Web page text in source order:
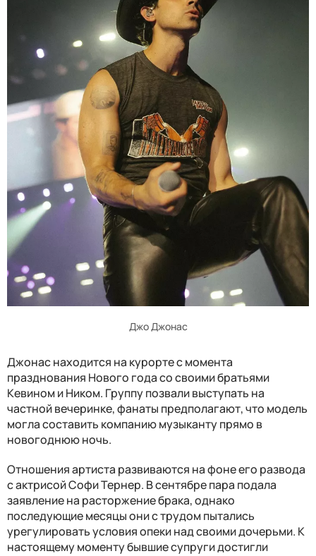
Джо Джонас
Джонас находится на курорте с момента
празднования Нового года со своими братьями
Кевином и Ником. Группу позвали выступать на
частной вечеринке, фанаты предполагают, что модель
могла составить компанию музыканту прямо в
новогоднюю ночь.
Отношения артиста развиваются на фоне его развода
с актрисой Софи Тернер. В сентябре пара подала
заявление на расторжение брака, однако
последующие месяцы они с трудом пытались
урегулировать условия опеки над своими дочерьми. К
настоящему моменту бывшие супруги достигли